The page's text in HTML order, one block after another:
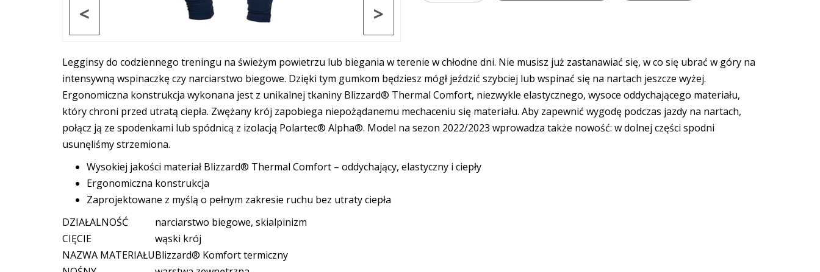
>
<
Legginsy do codziennego treningu na świeżym powietrzu lub biegania w terenie w chłodne dni. Nie musisz już zastanawiać się, w co się ubrać w góry na
intensywną wspinaczkę czy narciarstwo biegowe. Dzięki tym gumkom będziesz mógł jeździć szybciej lub wspinać się na nartach jeszcze wyżej.
Ergonomiczna konstrukcja wykonana jest z unikalnej tkaniny Blizzard® Thermal Comfort, niezwykle elastycznego, wysoce oddychającego materiału,
który chroni przed utratą ciepła. Zwężany krój zapobiega niepożądanemu mechaceniu się materiału. Aby zapewnić wygodę podczas jazdy na nartach,
połącz ją ze spodenkami lub spódnicą z izolacją Polartec® Alpha®. Model na sezon 2022/2023 wprowadza także nowość: w dolnej części spodni
usunęliśmy strzemiona.
Wysokiej jakości materiał Blizzard® Thermal Comfort – oddychający, elastyczny i ciepły
Ergonomiczna konstrukcja
Zaprojektowane z myślą o pełnym zakresie ruchu bez utraty ciepła
DZIAŁALNOŚĆ
narciarstwo biegowe, skialpinizm
CIĘCIE
wąski krój
NAZWA MATERIAŁUBlizzard® Komfort termiczny